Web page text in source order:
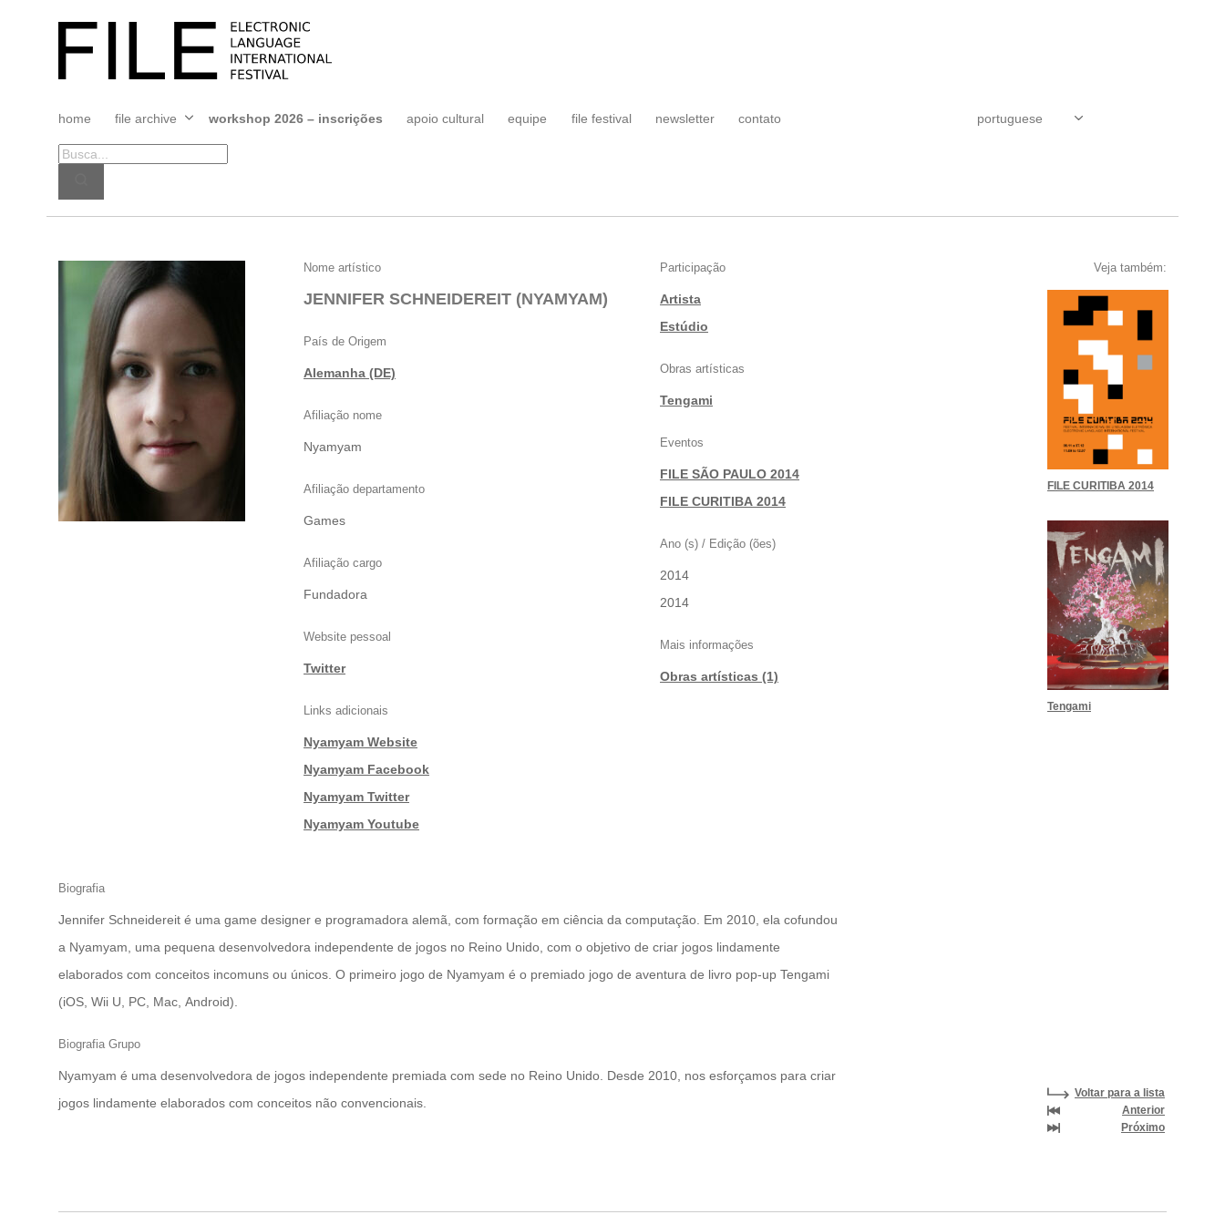
FILE
FESTIVAL
home file archive
Abrir
menu
workshop 2026 – inscrições apoio cultural equipe file festival newsletter contato
JENNIFER
SCHNEIDEREIT
(NYAMYAM)
Nome artístico
JENNIFER SCHNEIDEREIT (NYAMYAM)
País de Origem
Alemanha (DE)
Afiliação nome
Nyamyam
Afiliação departamento
Games
Afiliação cargo
Fundadora
Website pessoal
Twitter
Links adicionais
Nyamyam Website
|Nyamyam Facebook
|Nyamyam Twitter
|Nyamyam Youtube
Participação
Artista
|Estúdio
Obras artísticas
Tengami
Eventos
FILE SÃO PAULO 2014
|FILE CURITIBA 2014
Ano (s) / Edição (ões)
2014
|2014
Mais informações
Obras artísticas (1)
Biografia
Jennifer Schneidereit é uma game designer e programadora alemã, com formação em ciência da computação. Em 2010, ela cofundou
a Nyamyam, uma pequena desenvolvedora independente de jogos no Reino Unido, com o objetivo de criar jogos lindamente
elaborados com conceitos incomuns ou únicos. O primeiro jogo de Nyamyam é o premiado jogo de aventura de livro pop-up Tengami
(iOS, Wii U, PC, Mac, Android).
Biografia Grupo
Nyamyam é uma desenvolvedora de jogos independente premiada com sede no Reino Unido. Desde 2010, nos esforçamos para criar
jogos lindamente elaborados com conceitos não convencionais.
Veja também:
FILE CURITIBA 2014
Tengami
Voltar para a lista
Anterior
Próximo